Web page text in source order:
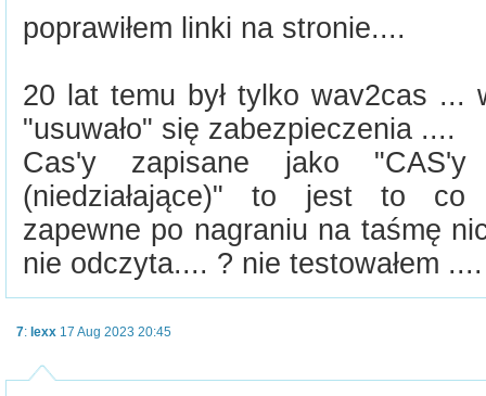
poprawiłem linki na stronie....
20 lat temu był tylko wav2cas ...
"usuwało" się zabezpieczenia ....
Cas'y zapisane jako "CAS'y
(niedziałające)" to jest to co
zapewne po nagraniu na taśmę
nie odczyta.... ? nie testowałem ....
7: lexx 17 Aug 2023 20:45